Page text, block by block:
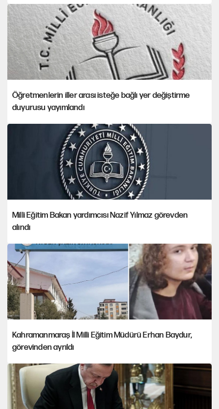
Öğretmenlerin iller arası isteğe bağlı yer değiştirme
duyurusu yayımlandı
Milli Eğitim Bakan yardımcısı Nazif Yılmaz görevden
alındı
Kahramanmaraş İl Milli Eğitim Müdürü Erhan Baydur,
görevinden ayrıldı